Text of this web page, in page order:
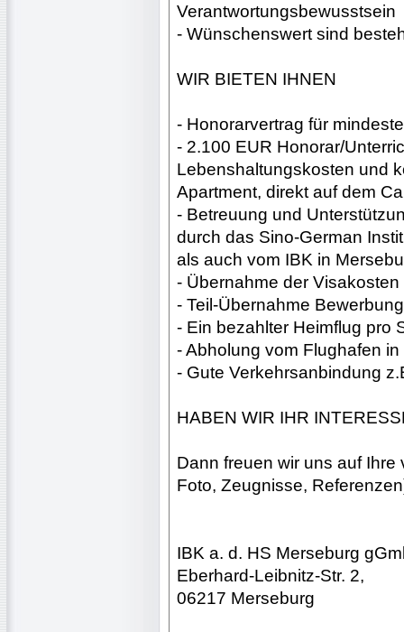
Verantwortungsbewusstsein
- Wünschenswert sind
WIR BIETEN IHNEN
- Honorarvertrag für
- 2.100 EUR Honorar/
Lebenshaltungskosten und
Apartment, direkt auf dem
- Betreuung und
durch das Sino-German
als auch vom IBK in
- Übernahme der Visakosten
- Teil-Übernahme
- Ein bezahlter Heimflug pro
- Abholung vom Flughafen
- Gute Verkehrsanbindung
HABEN WIR IHR
Dann freuen wir uns auf
Foto, Zeugnisse,
IBK a. d. HS Merseburg
Eberhard-Leibnitz-Str. 2,
06217 Merseburg